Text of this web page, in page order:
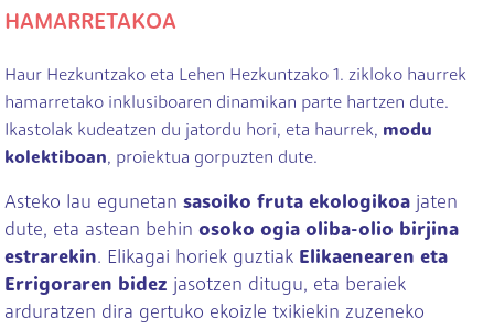
HAMARRETAKOA
Haur Hezkuntzako eta Lehen Hezkuntzako 1. zikloko haurrek
hamarretako inklusiboaren dinamikan parte hartzen dute.
Ikastolak kudeatzen du jatordu hori, eta haurrek, modu
kolektiboan, proiektua gorpuzten dute.
Asteko lau egunetan sasoiko fruta ekologikoa jaten
dute, eta astean behin osoko ogia oliba-olio birjina
estrarekin. Elikagai horiek guztiak Elikaenearen eta
Errigoraren bidez jasotzen ditugu, eta beraiek
arduratzen dira gertuko ekoizle txikiekin zuzeneko